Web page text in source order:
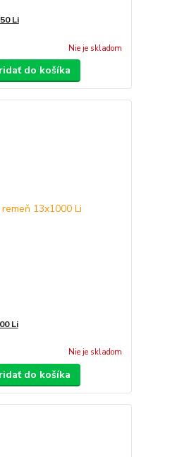
Li
Nie je skladom
do košíka
Li
Nie je skladom
do košíka